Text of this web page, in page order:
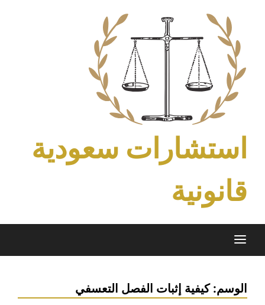
content
استشارات سعودية
قانونية
الوسم:كيفية إثبات الفصل التعسفي